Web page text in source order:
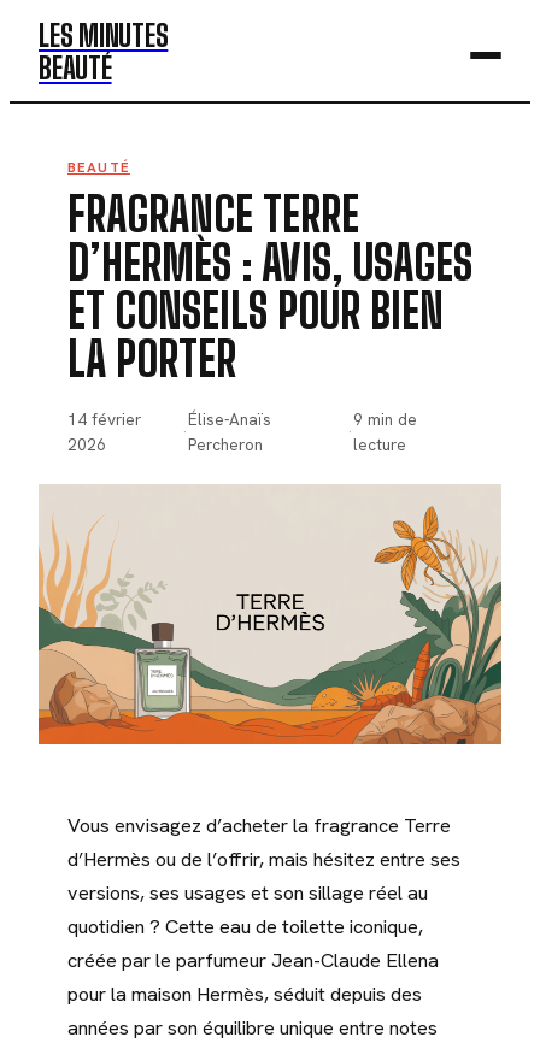
LES MINUTES
BEAUTÉ
MODE
SANTÉ
BIEN-ÊTRE
DÉV. PERSO
BEAUTÉ
FRAGRANCE TERRE
D’HERMÈS : AVIS, USAGES
ET CONSEILS POUR BIEN
LA PORTER
14 février
2026
·
Élise-Anaïs
Percheron
·
9 min de
lecture
Vous envisagez d’acheter la fragrance Terre
d’Hermès ou de l’offrir, mais hésitez entre ses
versions, ses usages et son sillage réel au
quotidien ? Cette eau de toilette iconique,
créée par le parfumeur Jean-Claude Ellena
pour la maison Hermès, séduit depuis des
années par son équilibre unique entre notes